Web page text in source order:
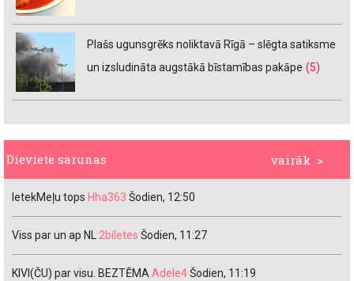
Plašs ugunsgrēks noliktavā Rīgā – slēgta satiksme
un izsludināta augstākā bīstamības pakāpe (5)
vairāk >
Dieviete sarunas
IetekMeļu tops Hha363 Šodien, 12:50
Viss par un ap NL2biletes Šodien, 11:27
KIVI(ČU) par visu. BEZTĒMAAdele4Šodien, 11:19